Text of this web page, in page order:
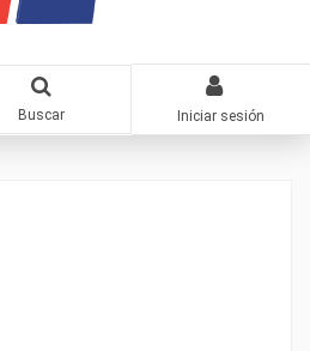
Buscar Iniciar sesión